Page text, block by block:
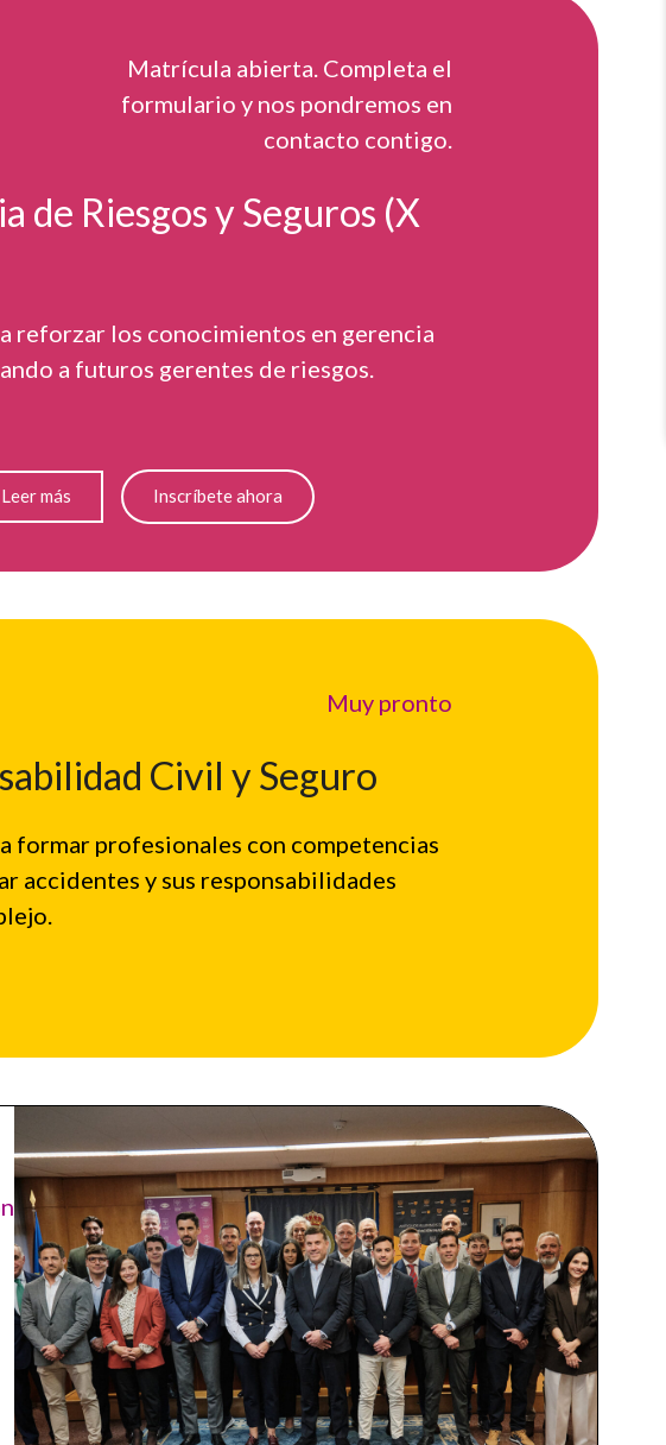
Matrícula abierta. Completa el
formulario y nos pondremos en
contacto contigo.
de Riesgos y Seguros (X
reforzar los conocimientos en gerencia
a futuros gerentes de riesgos.
Leer más Inscríbete ahora
Muy pronto
Civil y Seguro
formar profesionales con competencias
accidentes y sus responsabilidades